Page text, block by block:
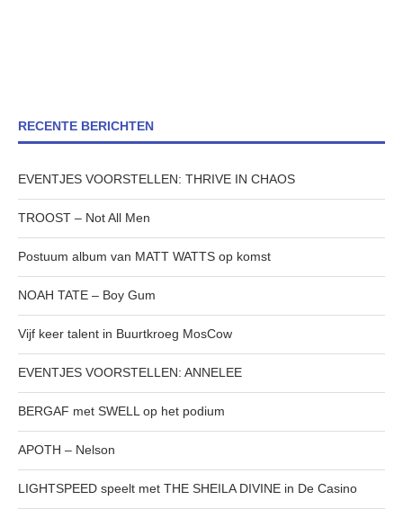
RECENTE BERICHTEN
EVENTJES VOORSTELLEN: THRIVE IN CHAOS
TROOST – Not All Men
Postuum album van MATT WATTS op komst
NOAH TATE – Boy Gum
Vijf keer talent in Buurtkroeg MosCow
EVENTJES VOORSTELLEN: ANNELEE
BERGAF met SWELL op het podium
APOTH – Nelson
LIGHTSPEED speelt met THE SHEILA DIVINE in De Casino